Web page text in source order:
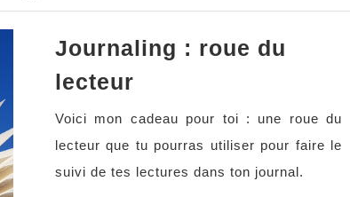
Journaling : roue du
lecteur
roue
du
lecteur
Voici mon cadeau pour toi : une roue du
lecteur que tu pourras utiliser pour faire le
suivi de tes lectures dans ton journal.